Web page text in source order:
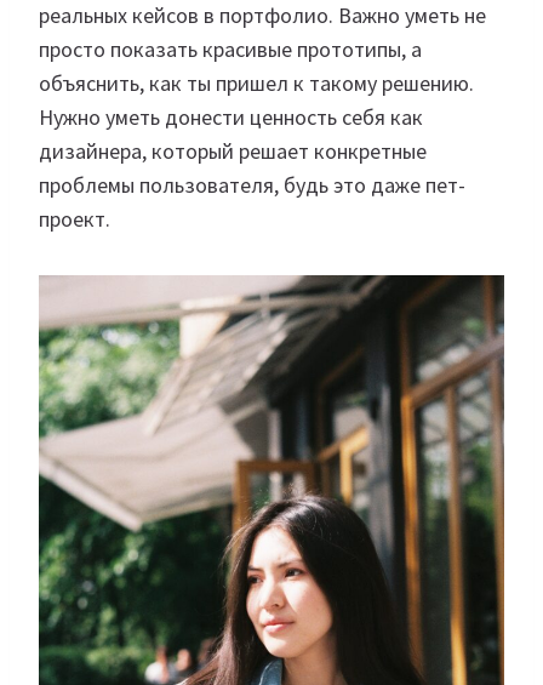
реальных кейсов в портфолио. Важно уметь не
просто показать красивые прототипы, а
объяснить, как ты пришел к такому решению.
Нужно уметь донести ценность себя как
дизайнера, который решает конкретные
проблемы пользователя, будь это даже пет-
проект.